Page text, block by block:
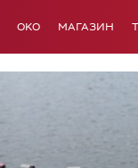
OKO МАГАЗИН